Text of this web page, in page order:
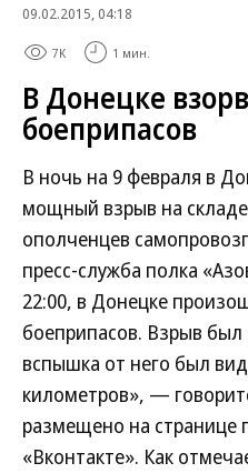
09.02.2015, 04:18
7K 1 мин.
В Донецке
боеприпасов
В ночь на 9 февраля в
мощный взрыв на
ополченцев
пресс-служба полка
22:00, в Донецке
боеприпасов. Взрыв
вспышка от него был
километров», —
размещено на странице
«Вконтакте». Как